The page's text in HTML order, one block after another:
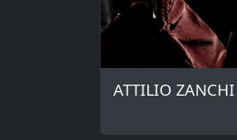
ATTILIO ZANCHI